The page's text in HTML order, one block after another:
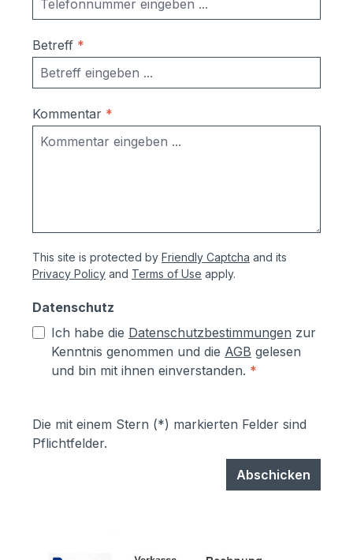
Betreff *
Kommentar *
This site is protected by Friendly Captcha and its
Privacy Policy and Terms of Use apply.
Datenschutz
Ich habe die Datenschutzbestimmungen zur
Kenntnis genommen und die AGB gelesen
und bin mit ihnen einverstanden. *
Die mit einem Stern (*) markierten Felder sind
Pflichtfelder.
Abschicken